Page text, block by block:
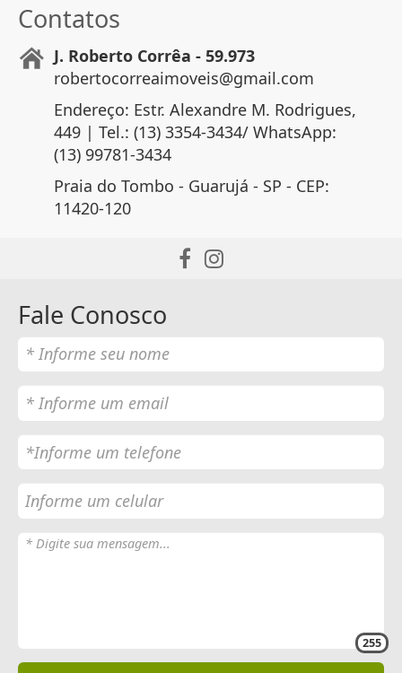
Contatos
J. Roberto Corrêa - 59.973
robertocorreaimoveis@gmail.com
Endereço: Estr. Alexandre M. Rodrigues,
449 | Tel.: (13) 3354-3434/ WhatsApp:
(13) 99781-3434
Praia do Tombo - Guarujá - SP - CEP:
11420-120
Fale Conosco
255